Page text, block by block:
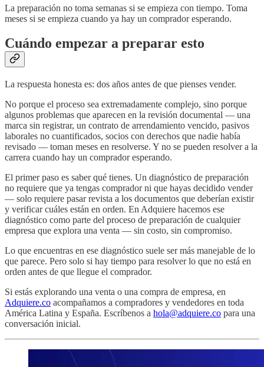
La preparación no toma semanas si se empieza con tiempo. Toma
meses si se empieza cuando ya hay un comprador esperando.
Cuándo empezar a preparar esto
La respuesta honesta es: dos años antes de que pienses vender.
No porque el proceso sea extremadamente complejo, sino porque
algunos problemas que aparecen en la revisión documental — una
marca sin registrar, un contrato de arrendamiento vencido, pasivos
laborales no cuantificados, socios con derechos que nadie había
revisado — toman meses en resolverse. Y no se pueden resolver a la
carrera cuando hay un comprador esperando.
El primer paso es saber qué tienes. Un diagnóstico de preparación
no requiere que ya tengas comprador ni que hayas decidido vender
— solo requiere pasar revista a los documentos que deberían existir
y verificar cuáles están en orden. En Adquiere hacemos ese
diagnóstico como parte del proceso de preparación de cualquier
empresa que explora una venta — sin costo, sin compromiso.
Lo que encuentras en ese diagnóstico suele ser más manejable de lo
que parece. Pero solo si hay tiempo para resolver lo que no está en
orden antes de que llegue el comprador.
Si estás explorando una venta o una compra de empresa, en
Adquiere.co acompañamos a compradores y vendedores en toda
América Latina y España. Escríbenos a hola@adquiere.co para una
conversación inicial.